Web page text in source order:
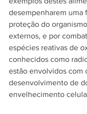
desempenharem uma
proteção do
externos, e por
espécies reativas de
conhecidos como
estão envolvidos com
desenvolvimento de
envelhecimento